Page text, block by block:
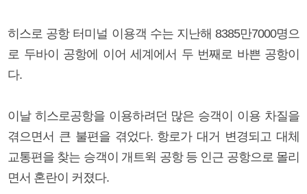
히스로 공항 터미널 이용객 수는 지난해 8385만7000명으
로 두바이 공항에 이어 세계에서 두 번째로 바쁜 공항이
다.
이날 히스로공항을 이용하려던 많은 승객이 이용 차질을
겪으면서 큰 불편을 겪었다. 항로가 대거 변경되고 대체
교통편을 찾는 승객이 개트윅 공항 등 인근 공항으로 몰리
면서 혼란이 커졌다.